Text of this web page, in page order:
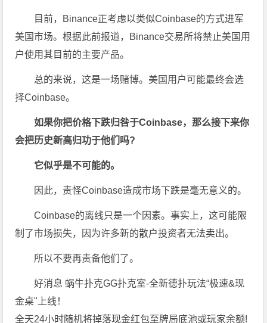
目前，Binance正考虑以类似Coinbase的方式进军
美国市场。根据此前报道，Binance交易所将禁止美国用
户使用其目前的主要产品。
总的来说，这是一场赌博。美国用户可能最终会选
择Coinbase。
如果你把价格下跌归咎于Coinbase，那么接下来你
会把历史新高归功于他们吗?
它似乎是不可能的。
因此，责怪Coinbase造成市场下跌是毫无意义的。
Coinbase的离线只是一个因素。事实上，这可能限
制了市场损失，因为许多新的散户投资者无法卖出。
所以不要再责备他们了。
好消息 蜗牛扑克GG扑克室-全新德扑玩法“极速&现
金桌"上线！
全天24小时随机将掉落现金红包至牌局底池或玩家余额!